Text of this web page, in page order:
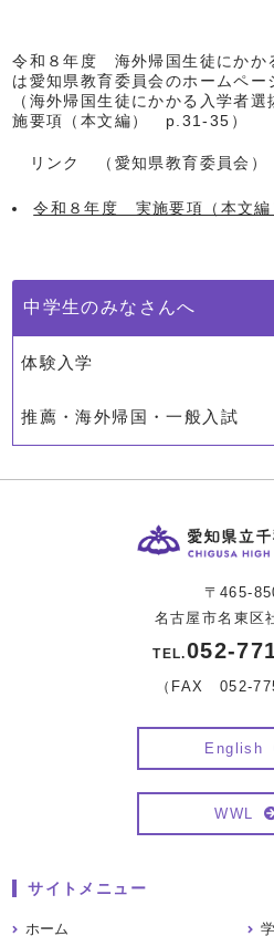
令和８年度 海外帰国生徒にかか
は愛知県教育委員会のホームペー
（海外帰国生徒にかかる入学者
施要項（本文編） p.31-35）
リンク （愛知県教育委員会）
令和８年度 実施要項（本文
中学生のみなさんへ
体験入学
推薦・海外帰国・一般入試
〒465-
名古屋市名東区
TEL.052-
（FAX 052-
English
WWL
サイトメニュー
ホーム